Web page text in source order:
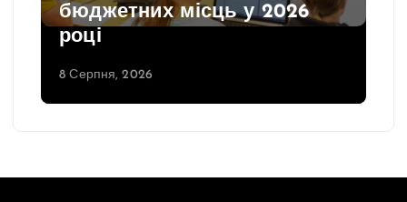
бюджетних місць у 2026
році
8 Серпня, 2026